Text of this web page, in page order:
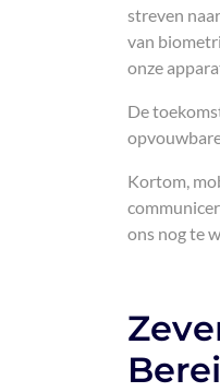
streven
van
onze
De
Kortom,
ons nog te